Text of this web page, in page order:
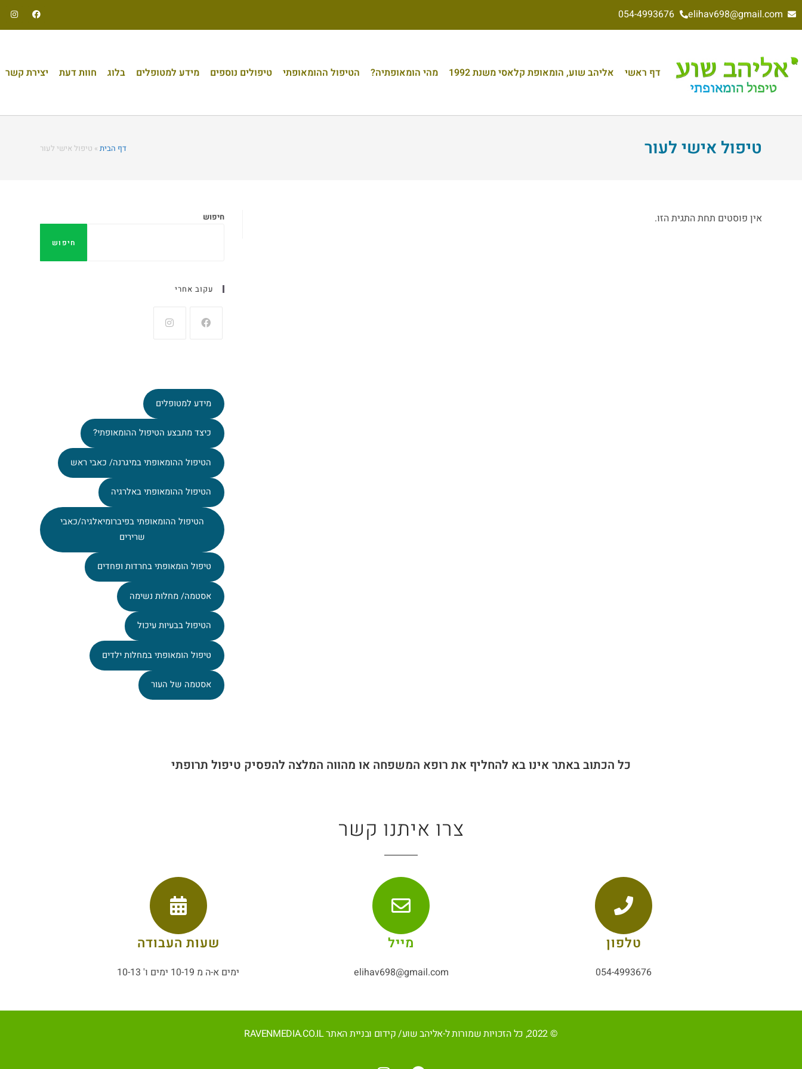
elihav698@gmail.com
054-4993676
דף ראשי אליהב שוע, הומאופת קלאסי משנת 1992 מהי הומאופתיה? הטיפול ההומאופתי טיפולים נוספים מידע למטופלים בלוג חוות דעת יצירת קשר
טיפול אישי לעור דף הבית» טיפול אישי לעור
אין פוסטים תחת התגית הזו. חיפוש
חיפוש
עקוב אחרי
מידע למטופלים
כיצד מתבצע הטיפול ההומאופתי?
הטיפול ההומאופתי במיגרנה/ כאבי ראש
הטיפול ההומאופתי באלרגיה
הטיפול ההומאופתי בפיברומיאלגיה/כאבי
שרירים
טיפול הומאופתי בחרדות ופחדים
אסטמה/ מחלות נשימה
הטיפול בבעיות עיכול
טיפול הומאופתי במחלות ילדים
אסטמה של העור
כל הכתוב באתר אינו בא להחליף את רופא המשפחה או מהווה המלצה להפסיק טיפול תרופתי
צרו איתנו קשר
טלפון
054-4993676
מייל
elihav698@gmail.com
שעות העבודה
ימים א-ה מ 10-19 ימים ו' 10-13
© 2022, כל הזכויות שמורות ל-אליהב שוע/ קידום ובניית האתר RAVENMEDIA.CO.IL